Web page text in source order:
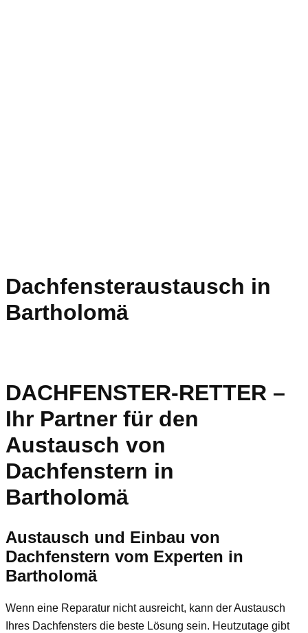
Dachfensteraustausch in
Bartholomä
DACHFENSTER-RETTER –
Ihr Partner für den
Austausch von
Dachfenstern in
Bartholomä
Austausch und Einbau von
Dachfenstern vom Experten in
Bartholomä
Wenn eine Reparatur nicht ausreicht, kann der Austausch
Ihres Dachfensters die beste Lösung sein. Heutzutage gibt